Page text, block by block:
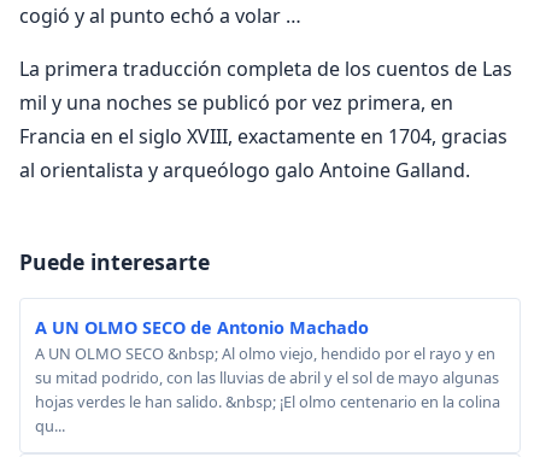
cogió y al punto echó a volar …
La primera traducción completa de los cuentos de Las
mil y una noches se publicó por vez primera, en
Francia en el siglo XVIII, exactamente en 1704, gracias
al orientalista y arqueólogo galo Antoine Galland.
Puede interesarte
A UN OLMO SECO de Antonio Machado
A UN OLMO SECO &nbsp; Al olmo viejo, hendido por el rayo y en
su mitad podrido, con las lluvias de abril y el sol de mayo algunas
hojas verdes le han salido. &nbsp; ¡El olmo centenario en la colina
qu...